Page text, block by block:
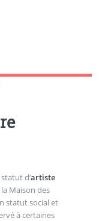
d’artiste
Maison des
statut social et
à certaines